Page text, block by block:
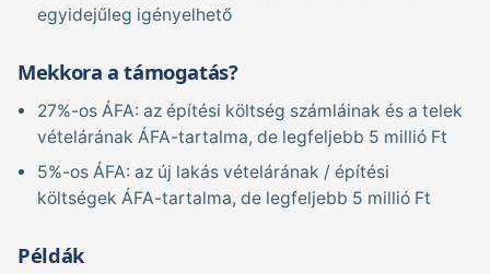
egyidejűleg igényelhető
Mekkora a támogatás?
27%-os ÁFA: az építési költség számláinak és a telek
vételárának ÁFA-tartalma, de legfeljebb 5 millió Ft
5%-os ÁFA: az új lakás vételárának / építési
költségek ÁFA-tartalma, de legfeljebb 5 millió Ft
Példák